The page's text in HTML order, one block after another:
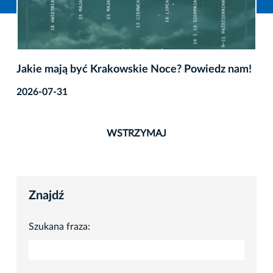
Jakie mają być Krakowskie Noce? Powiedz nam!
2026-07-31
WSTRZYMAJ
Znajdź
Szukana fraza: